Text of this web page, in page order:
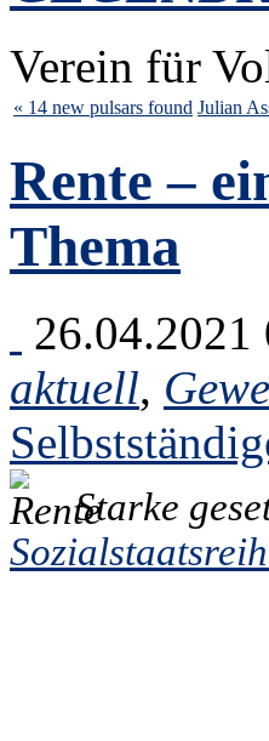
Verein für
« 14 new pulsars found Julian
Rente –
Thema
26.04.2021
aktuell,
Starke